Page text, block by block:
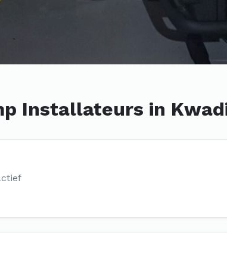
Installateurs in